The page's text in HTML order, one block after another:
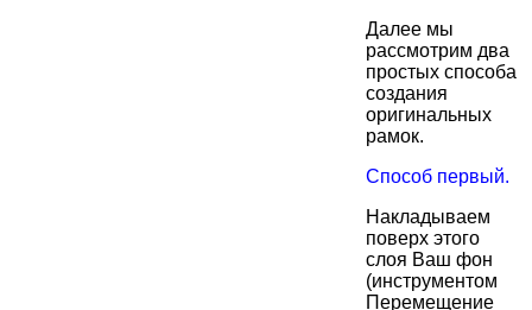
Далее мы
рассмотрим два
простых способа
создания
оригинальных
рамок.
Способ первый.
Накладываем
поверх этого
слоя Ваш фон
(инструментом
Перемещение